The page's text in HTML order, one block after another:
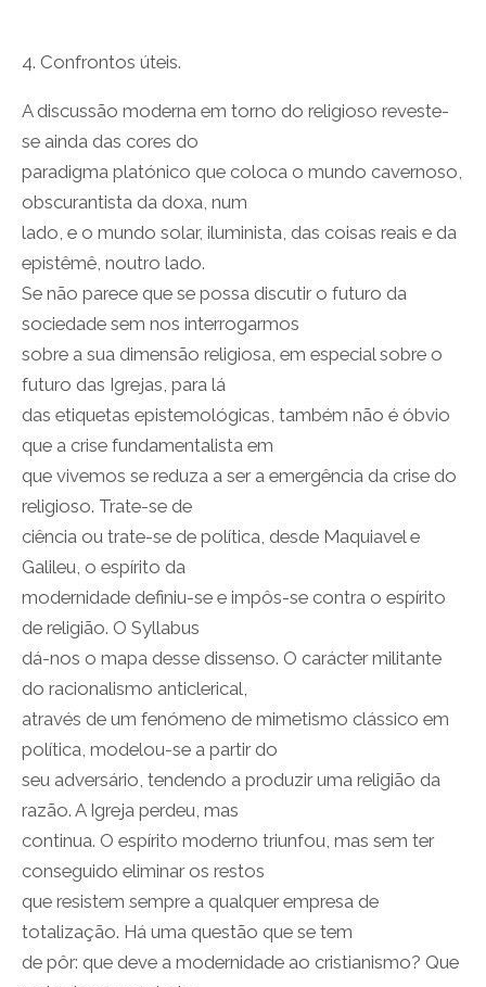
4. Confrontos úteis.
A discussão moderna em torno do religioso reveste-
se ainda das cores do
paradigma platónico que coloca o mundo cavernoso,
obscurantista da doxa, num
lado, e o mundo solar, iluminista, das coisas reais e da
epistêmê, noutro lado.
Se não parece que se possa discutir o futuro da
sociedade sem nos interrogarmos
sobre a sua dimensão religiosa, em especial sobre o
futuro das Igrejas, para lá
das etiquetas epistemológicas, também não é óbvio
que a crise fundamentalista em
que vivemos se reduza a ser a emergência da crise do
religioso. Trate-se de
ciência ou trate-se de política, desde Maquiavel e
Galileu, o espírito da
modernidade definiu-se e impôs-se contra o espírito
de religião. O Syllabus
dá-nos o mapa desse dissenso. O carácter militante
do racionalismo anticlerical,
através de um fenómeno de mimetismo clássico em
política, modelou-se a partir do
seu adversário, tendendo a produzir uma religião da
razão. A Igreja perdeu, mas
continua. O espírito moderno triunfou, mas sem ter
conseguido eliminar os restos
que resistem sempre a qualquer empresa de
totalização. Há uma questão que se tem
de pôr: que deve a modernidade ao cristianismo? Que